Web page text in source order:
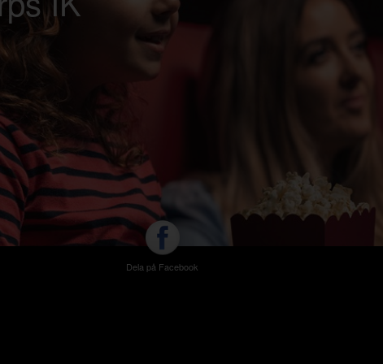
Dela på Facebook